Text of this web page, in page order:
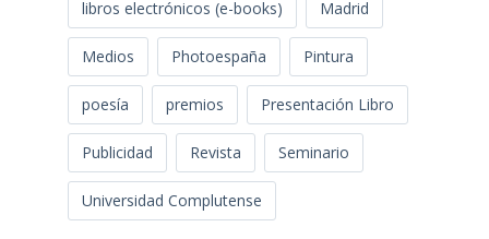
libros electrónicos (e-books) Madrid
Medios Photoespaña Pintura
poesía premios Presentación Libro
Publicidad Revista Seminario
Universidad Complutense